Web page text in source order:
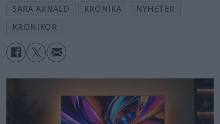
SARA ARNALD KRÖNIKA
NYHETER
KRÖNIKOR